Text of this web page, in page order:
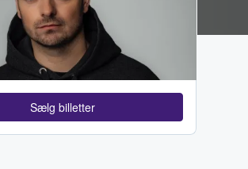
Sælg billetter